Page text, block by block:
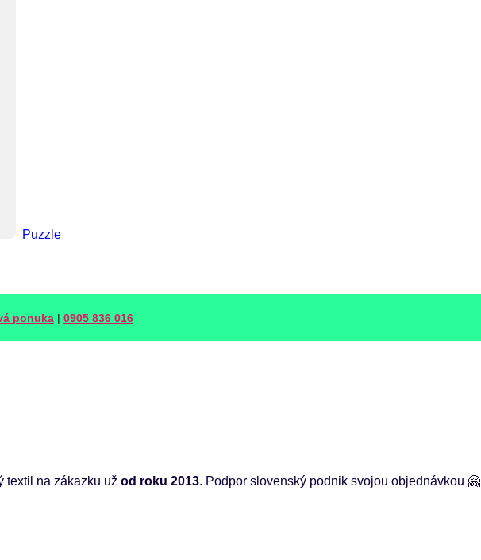
Puzzle
ponuka | 0905 836 016
textil na zákazku už od roku 2013. Podpor slovenský podnik svojou objednávkou 🤗